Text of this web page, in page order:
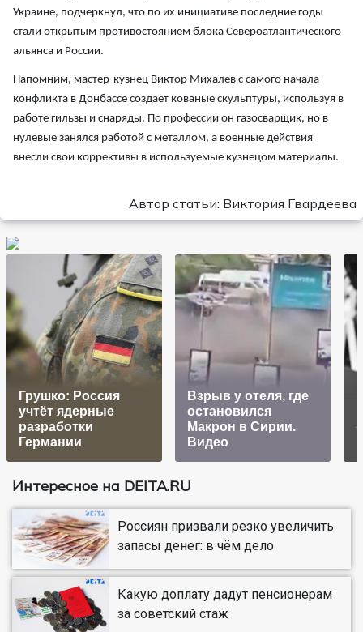
Украине, подчеркнул, что по их инициативе последние годы
стали открытым противостоянием блока Североатлантического
альянса и России.
Напомним, мастер-кузнец Виктор Михалев с самого начала
конфликта в Донбассе создает кованые скульптуры, используя в
работе гильзы и снаряды. По профессии он газосварщик, но в
нулевые занялся работой с металлом, а военные действия
внесли свои коррективы в используемые кузнецом материалы.
Автор статьи: Виктория Гвардеева
Грушко: Россия
учтёт ядерные
разработки
Германии
Взрыв у отеля, где
остановился
Макрон в Сирии.
Видео
Интересное на DEITA.RU
Россиян призвали резко увеличить
запасы денег: в чём дело
Какую доплату дадут пенсионерам
за советский стаж